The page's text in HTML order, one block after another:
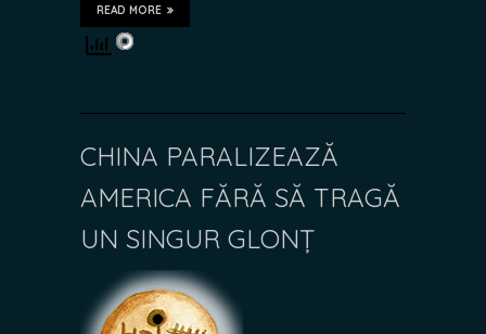
READ MORE
CHINA PARALIZEAZĂ
AMERICA FĂRĂ SĂ TRAGĂ
UN SINGUR GLONȚ